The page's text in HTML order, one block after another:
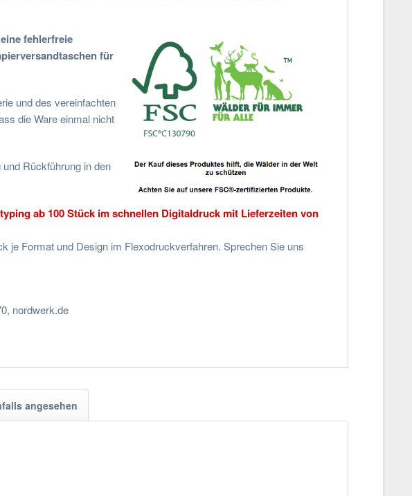
fehlerfreie
für
und des vereinfachten
die Ware einmal nicht
Rückführung in den
ab 100 Stück im schnellen Digitaldruck mit Lieferzeiten von
je Format und Design im Flexodruckverfahren. Sprechen Sie uns
nordwerk.de
angesehen